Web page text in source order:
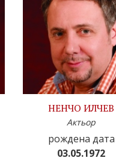
НЕНЧО ИЛЧЕВ
Актьор
рождена дата
03.05.1972